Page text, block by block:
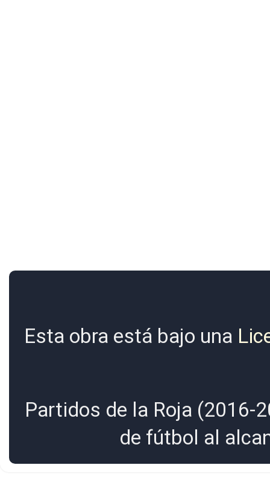
Esta obra está bajo una
Partidos de la Roja (2016-
de fútbol al